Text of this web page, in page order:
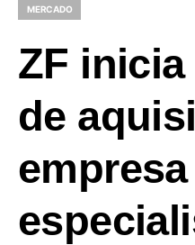
MERCADO
ZF
de
empresa